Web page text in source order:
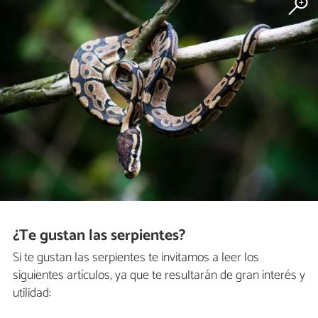
¿Te gustan las serpientes?
Si te gustan las serpientes te invitamos a leer los
siguientes artículos, ya que te resultarán de gran interés y
utilidad: